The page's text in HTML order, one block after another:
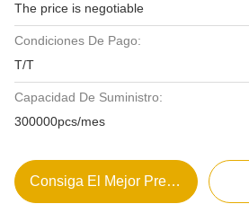
The price is negotiable
Condiciones De Pago:
T/T
Capacidad De Suministro:
300000pcs/mes
Consiga El Mejor Precio